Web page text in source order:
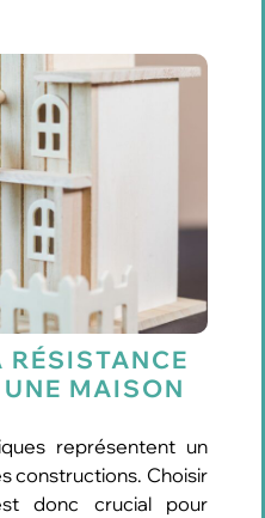
RÉSISTANCE
MAISON
représentent un
constructions. Choisir
donc crucial pour